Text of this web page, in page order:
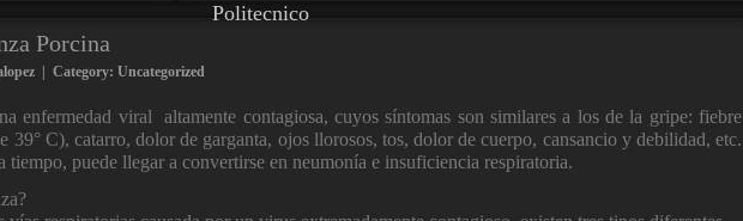
Politecnico
Porcina
| Category: Uncategorized
enfermedad viral altamente contagiosa, cuyos síntomas son similares a los de la gripe: fiebre
39° C), catarro, dolor de garganta, ojos llorosos, tos, dolor de cuerpo, cansancio y debilidad, etc.
tiempo, puede llegar a convertirse en neumonía e insuficiencia respiratoria.